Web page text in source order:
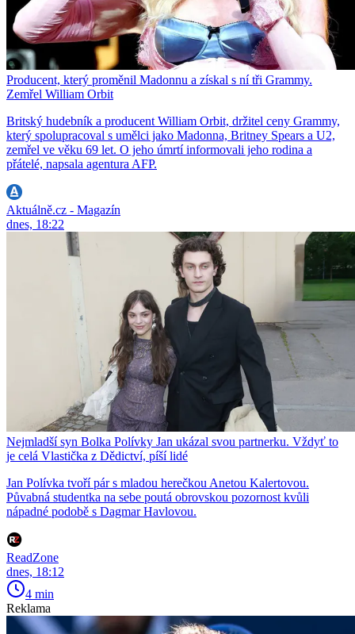
Producent, který proměnil Madonnu a získal s ní tři Grammy.
Zemřel William Orbit
Britský hudebník a producent William Orbit, držitel ceny Grammy,
který spolupracoval s umělci jako Madonna, Britney Spears a U2,
zemřel ve věku 69 let. O jeho úmrtí informovali jeho rodina a
přátelé, napsala agentura AFP.
Aktuálně.cz - Magazín
dnes, 18:22
Nejmladší syn Bolka Polívky Jan ukázal svou partnerku. Vždyť to
je celá Vlastička z Dědictví, píší lidé
Jan Polívka tvoří pár s mladou herečkou Anetou Kalertovou.
Půvabná studentka na sebe poutá obrovskou pozornost kvůli
nápadné podobě s Dagmar Havlovou.
ReadZone
dnes, 18:12
4 min
Reklama